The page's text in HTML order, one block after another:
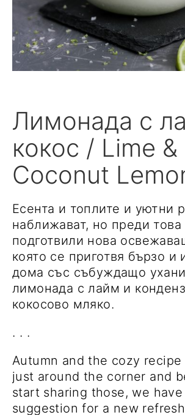
Лимонада с
кокос / Lime &
Coconut
Есента и топлите и уютни рецепти
наближават, но преди
подготвили нова
която се приготвя бързо и
дома със събуждащо
лимонада с лайм и
кокосово мляко.
. . .
Autumn and the cozy recipe ideas are
just around the corner and
start sharing those, we have
suggestion for a new